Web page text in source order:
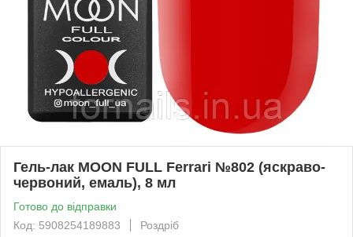
Гель-лак MOON FULL Ferrari №802 (яскраво-
червоний, емаль), 8 мл
Готово до відправки
Код: 5908254189883
Роздріб